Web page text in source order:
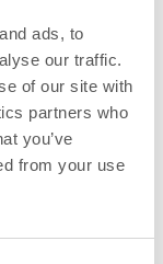
ads, to
our traffic.
of our site with
partners who
you’ve
from your use
350
800